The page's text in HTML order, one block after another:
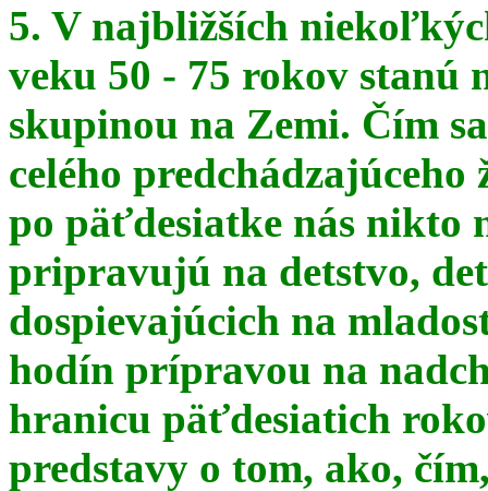
5. V najbližších
veku 50 - 75 rokov stanú
skupinou na Zemi. Čím
celého
po päťdesiatke nás nikto
pripravujú na detstvo,
dospievajúcich na
hodín prípravou na
hranicu päťdesiatich
predstavy o tom, ako,